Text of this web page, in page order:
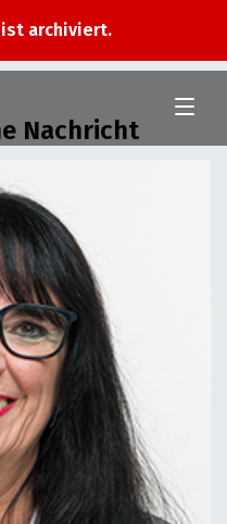
ist archiviert.
Nachricht